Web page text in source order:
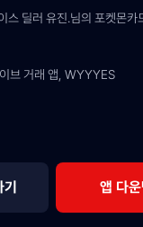
딜러 유진.님의 포켓몬카
브 거래 앱, WYYYES
기 앱 다